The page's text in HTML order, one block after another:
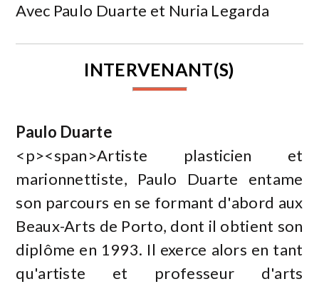
Avec Paulo Duarte et Nuria Legarda
INTERVENANT(S)
Paulo Duarte
<p><span>Artiste plasticien et
marionnettiste, Paulo Duarte entame
son parcours en se formant d'abord aux
Beaux-Arts de Porto, dont il obtient son
diplôme en 1993. Il exerce alors en tant
qu'artiste et professeur d'arts